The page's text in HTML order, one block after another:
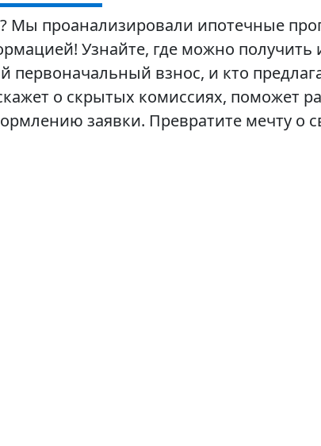
Мы проанализировали ипотечные
Узнайте, где можно
первоначальный взнос, и кто
о скрытых комиссиях, поможет
заявки. Превратите мечту о